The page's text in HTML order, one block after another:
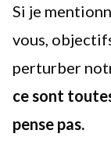
Si je
vous,
perturber
ce sont
pense pas.